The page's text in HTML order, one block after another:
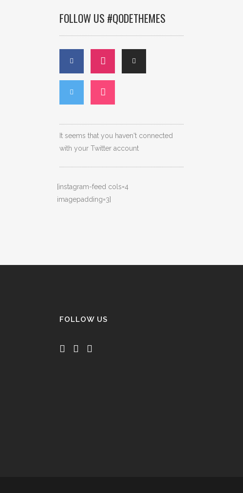
FOLLOW US #QODETHEMES
It seems that you haven't connected
with your Twitter account
[instagram-feed cols=4
imagepadding=3]
FOLLOW US